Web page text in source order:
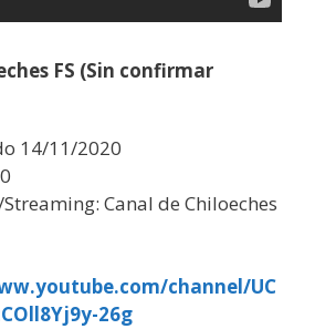
FS (Sin confirmar
14/11/2020
Canal de Chiloeches
channel/UC
26g